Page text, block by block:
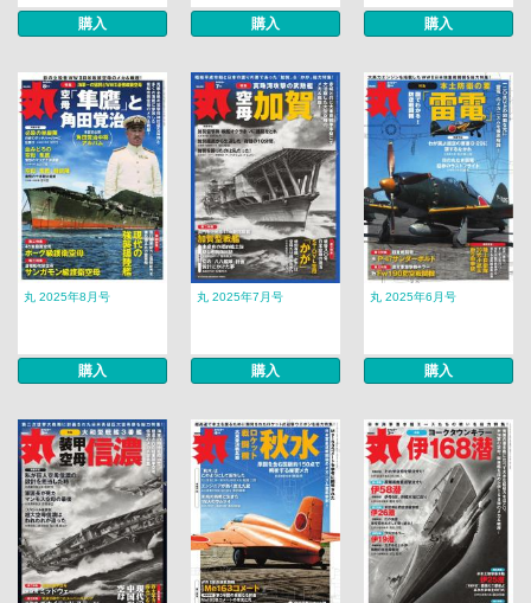
購入 購入 購入
丸 2025年8月号
購入
丸 2025年7月号
購入
丸 2025年6月号
購入